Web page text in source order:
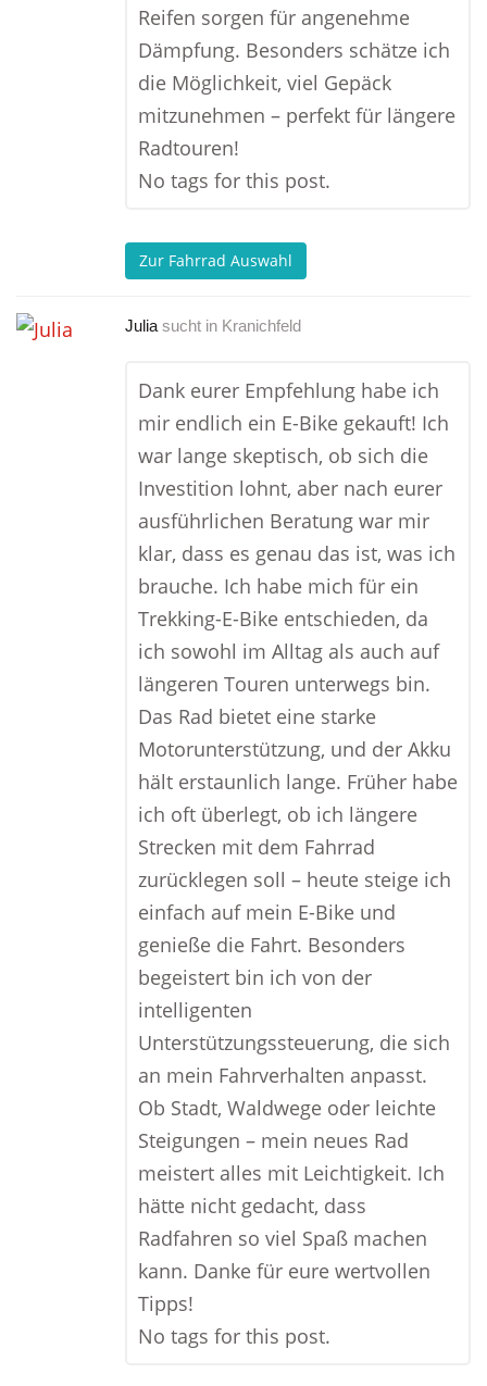
Reifen sorgen für angenehme
Dämpfung. Besonders schätze ich
die Möglichkeit, viel Gepäck
mitzunehmen – perfekt für längere
Radtouren!
No tags for this post.
Zur Fahrrad Auswahl
Julia sucht in Kranichfeld
Dank eurer Empfehlung habe ich
mir endlich ein E-Bike gekauft! Ich
war lange skeptisch, ob sich die
Investition lohnt, aber nach eurer
ausführlichen Beratung war mir
klar, dass es genau das ist, was ich
brauche. Ich habe mich für ein
Trekking-E-Bike entschieden, da
ich sowohl im Alltag als auch auf
längeren Touren unterwegs bin.
Das Rad bietet eine starke
Motorunterstützung, und der Akku
hält erstaunlich lange. Früher habe
ich oft überlegt, ob ich längere
Strecken mit dem Fahrrad
zurücklegen soll – heute steige ich
einfach auf mein E-Bike und
genieße die Fahrt. Besonders
begeistert bin ich von der
intelligenten
Unterstützungssteuerung, die sich
an mein Fahrverhalten anpasst.
Ob Stadt, Waldwege oder leichte
Steigungen – mein neues Rad
meistert alles mit Leichtigkeit. Ich
hätte nicht gedacht, dass
Radfahren so viel Spaß machen
kann. Danke für eure wertvollen
Tipps!
No tags for this post.